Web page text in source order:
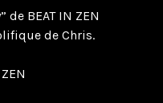
BEAT IN ZEN
de Chris.